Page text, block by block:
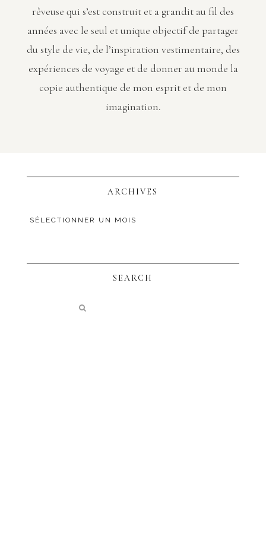
rêveuse qui s’est construit et a grandit au fil des
années avec le seul et unique objectif de partager
du style de vie, de l’inspiration vestimentaire, des
expériences de voyage et de donner au monde la
copie authentique de mon esprit et de mon
imagination.
ARCHIVES
SEARCH